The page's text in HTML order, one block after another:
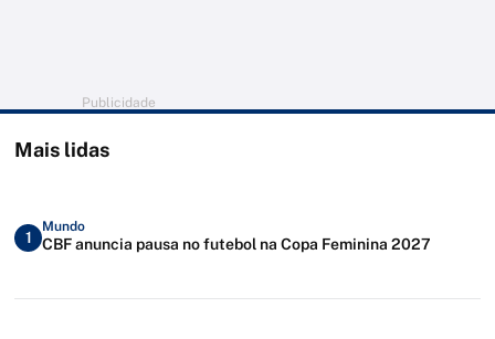
Publicidade
Mais lidas
1
Mundo
CBF anuncia pausa no futebol na Copa Feminina 2027